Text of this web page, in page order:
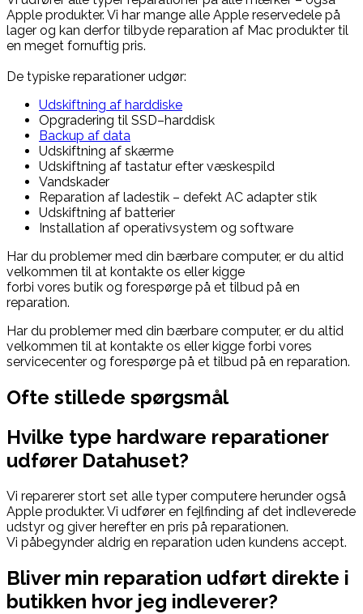
Apple produkter. Vi har mange alle Apple reservedele på
lager og kan derfor tilbyde reparation af Mac produkter til
en meget fornuftig pris.
De typiske reparationer udgør:
Udskiftning af harddiske
Opgradering til SSD–harddisk
Backup af data
Udskiftning af skærme
Udskiftning af tastatur efter væskespild
Vandskader
Reparation af ladestik – defekt AC adapter stik
Udskiftning af batterier
Installation af operativsystem og software
Har du problemer med din bærbare computer, er du altid
velkommen til at kontakte os eller kigge
forbi vores butik og forespørge på et tilbud på en
reparation.
Har du problemer med din bærbare computer, er du altid
velkommen til at kontakte os eller kigge forbi vores
servicecenter og forespørge på et tilbud på en reparation.
Ofte stillede spørgsmål
Hvilke type hardware reparationer
udfører Datahuset?
Vi reparerer stort set alle typer computere herunder også
Apple produkter. Vi udfører en fejlfinding af det indleverede
udstyr og giver herefter en pris på reparationen.
Vi påbegynder aldrig en reparation uden kundens accept.
Bliver min reparation udført direkte i
butikken hvor jeg indleverer?